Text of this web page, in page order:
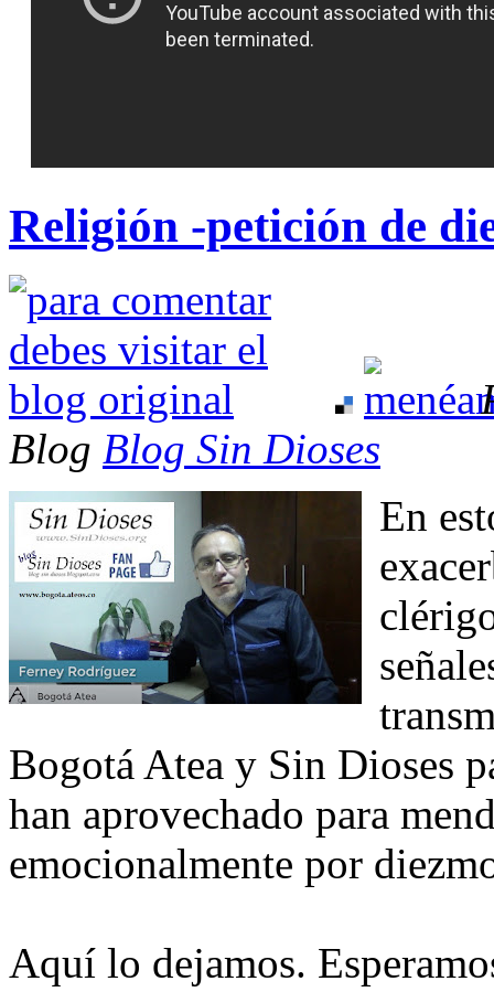
Religión -petición de
Blog Blog Sin Dioses
En
Bogotá Atea y Sin Dioses
han aprovechado para
emocionalmente por
Aquí lo dejamos.